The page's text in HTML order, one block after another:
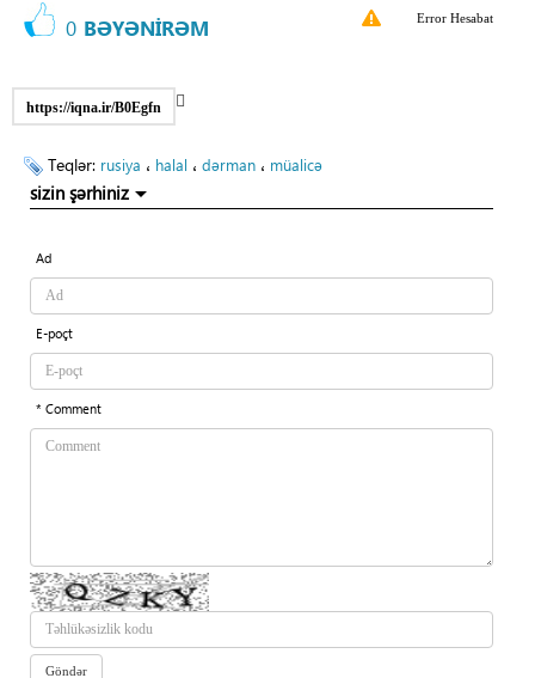
0 BƏYƏNİRƏM Error Hesabat
https://iqna.ir/B0Egfn
Teqlər: rusiya ، halal ، dərman ، müalicə
sizin şərhiniz
Ad
E-poçt
* Comment